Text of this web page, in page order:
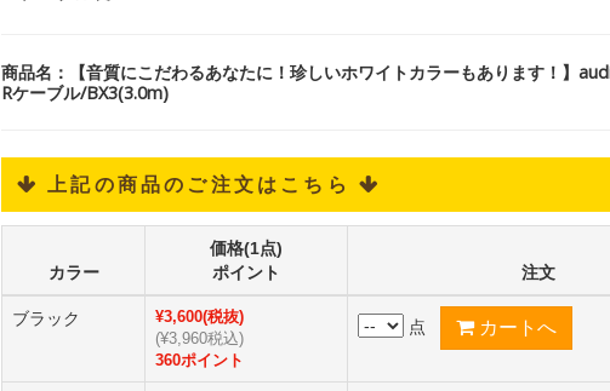
商品名：【音質にこだわるあなたに！珍しいホワイトカラーもあります！】
Rケーブル/BX3(3.0m)
 上記の商品のご注文はこちら 
カラー
価格(1点)
ポイント
注文
ブラック
¥3,600(税抜)
(¥3,960税込)
360ポイント
点